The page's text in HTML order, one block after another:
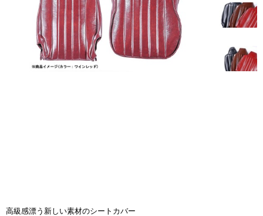
高級感漂う新しい素材のシートカバー